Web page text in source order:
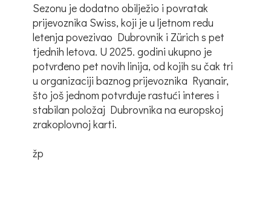
Sezonu je dodatno obilježio i povratak
prijevoznika Swiss, koji je u ljetnom redu
letenja povezivao Dubrovnik i Zürich s pet
tjednih letova. U 2025. godini ukupno je
potvrđeno pet novih linija, od kojih su čak tri
u organizaciji baznog prijevoznika Ryanair,
što još jednom potvrđuje rastući interes i
stabilan položaj Dubrovnika na europskoj
zrakoplovnoj karti.
žp